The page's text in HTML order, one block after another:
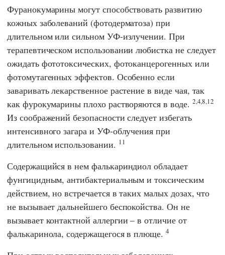
Фуранокумарины могут способствовать развитию
кожных заболеваний (фотодерматоза) при
длительном или сильном УФ-излучении. При
терапевтическом использовании любистка не следует
ожидать фототоксических, фотоканцерогенных или
фотомутагенных эффектов. Особенно если
заваривать лекарственное растение в виде чая, так
как фурокумарины плохо растворяются в воде. 2,4,8,12
Из соображений безопасности следует избегать
интенсивного загара и УФ-облучения при
длительном использовании. 11
Содержащийся в нем фалькариндиол обладает
фунгицидным, антибактериальным и токсическим
действием, но встречается в таких малых дозах, что
не вызывает дальнейшего беспокойства. Он не
вызывает контактной аллергии – в отличие от
фалькаринола, содержащегося в плюще.4